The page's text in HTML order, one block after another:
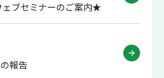
ブセミナーのご案内★
報告